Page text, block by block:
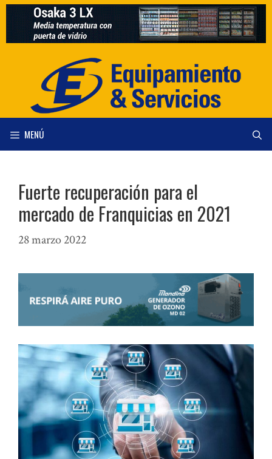
Saltar
contenido
MENÚ
Fuerte recuperación para el
mercado de Franquicias en 2021
28 marzo 2022